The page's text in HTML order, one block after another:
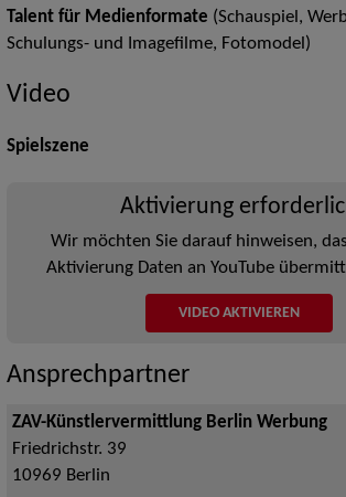
Talent für Medienformate (Schauspiel,
Schulungs- und Imagefilme, Fotomodel)
Video
Spielszene
Aktivierung
Wir möchten Sie darauf hinweisen,
Aktivierung Daten an YouTube
VIDEO AKTIVIEREN
Ansprechpartner
ZAV-Künstlervermittlung Berlin Werbung
Friedrichstr. 39
10969 Berlin